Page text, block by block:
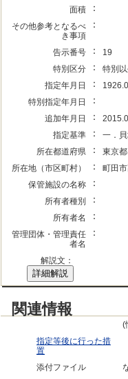
面積 ：
その他参考となるべ
き事項
：
告示番号 ：
19
特別区分
：
特別
指定年月日
：
特別指定年月日
：
追加年月日 ：
指定基準
：
一．
所在都道府県
：
東京都
所在地（市区町村）
：
町田
保管施設の名称
：
所有者種別 ：
所有者名 ：
管理団体・管理責任
者名
：
解説文：
詳細解説
関連情報
(
指定等後に行った措
置
添付ファイル